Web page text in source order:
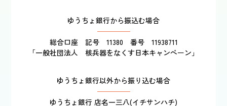
ゆうちょ銀行から振込む場合
総合口座 記号 11380 番号 11938711
「一般社団法人 核兵器をなくす日本キャンペーン」
ゆうちょ銀行以外から振り込む場合
ゆうちょ銀行 店名一三八(イチサンハチ)